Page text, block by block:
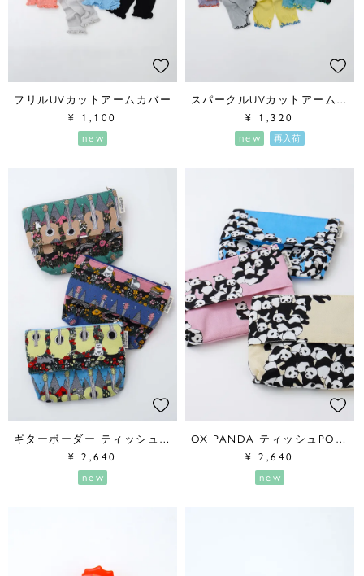
フリルUVカットアームカバー
¥ 1,100
new
スパークルUVカットアームカバー
¥ 1,320
new
再入荷
ギターボーダー ティッシュPouch
¥ 2,640
new
OX PANDA ティッシュPOUCH
¥ 2,640
new